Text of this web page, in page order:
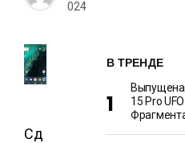
024
Сд
В ТРЕНДЕ
Выпущена
15 Pro